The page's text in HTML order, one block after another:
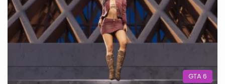
GTA 6